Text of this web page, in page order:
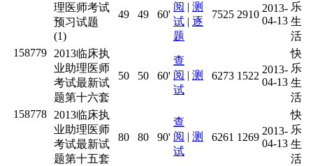
理医师考试
预习试题
(1)
49 49 60'
阅 | 测
试 | 逐
题
7525 2910
2013-
04-13
乐
生
活
158779
2013临床执
业助理医师
考试最新试
题第十六套
50 50 60'
查
阅 | 测
试
6273 1522
2013-
04-13
快
乐
生
活
158778
2013临床执
业助理医师
考试最新试
题第十五套
80 80 90'
查
阅 | 测
试
6261 1269
2013-
04-13
快
乐
生
活